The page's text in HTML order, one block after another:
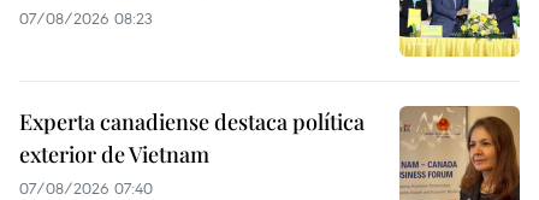
07/08/2026 08:23
Experta canadiense destaca política
exterior de Vietnam
07/08/2026 07:40